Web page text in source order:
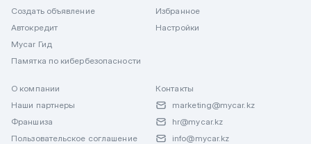
Создать объявление
Автокредит
Mycar Гид
Памятка по кибербезопасности
Избранное
Настройки
О компании
Наши партнеры
Франшиза
Пользовательское соглашение
Контакты
marketing@mycar.kz
hr@mycar.kz
info@mycar.kz